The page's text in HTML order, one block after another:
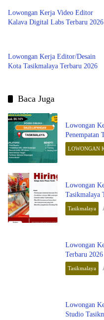
Lowongan Kerja Video Editor
Kalava Digital Labs Terbaru 2026
Lowongan Kerja Editor/Desain
Kota Tasikmalaya Terbaru 2026
Baca Juga
Lowongan
Penempatan
LOWONGAN
Lowongan
Tasikmalaya
Tasikmalaya
Lowongan
Terbaru 2026
Tasikmalaya
Lowongan
Studio